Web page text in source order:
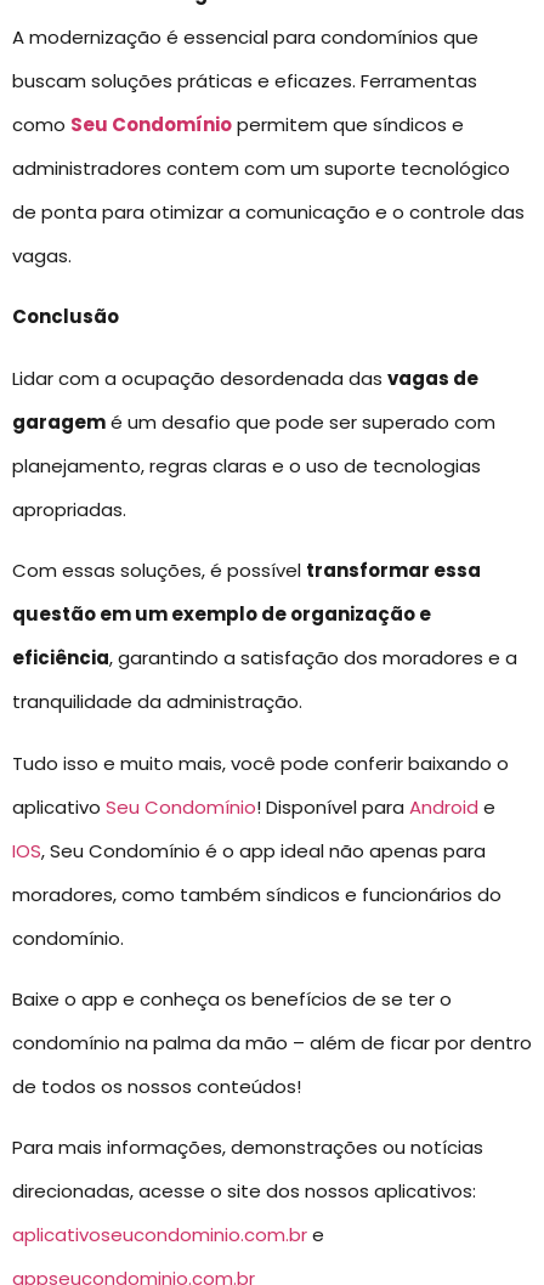
A modernização é essencial para condomínios que
buscam soluções práticas e eficazes. Ferramentas
como Seu Condomíniopermitem que síndicos e
administradores contem com um suporte tecnológico
de ponta para otimizar a comunicação e o controle das
vagas.
Conclusão
Lidar com a ocupação desordenada das vagas de
garagemé um desafio que pode ser superado com
planejamento, regras claras e o uso de tecnologias
apropriadas.
Com essas soluções, é possível transformar essa
questão em um exemplo de organização e
eficiência, garantindo a satisfação dos moradores e a
tranquilidade da administração.
Tudo isso e muito mais, você pode conferir baixando o
aplicativo Seu Condomínio! Disponível para Android e
IOS, Seu Condomínio é o app ideal não apenas para
moradores, como também síndicos e funcionários do
condomínio.
Baixe o app e conheça os benefícios de se ter o
condomínio na palma da mão – além de ficar por dentro
de todos os nossos conteúdos!
Para mais informações, demonstrações ou notícias
direcionadas, acesse o site dos nossos aplicativos:
aplicativoseucondominio.com.bre
appseucondominio.com.br